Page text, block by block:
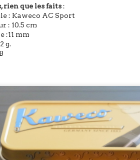
rien que les faits:
: Kaweco AC Sport
: 10.5 cm
:11 mm
g.
Leuchttrum1917
rien que les faits :
: 9mm
en céramique
Gel noire